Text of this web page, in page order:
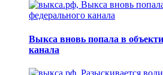
Выкса вновь попала в
канала